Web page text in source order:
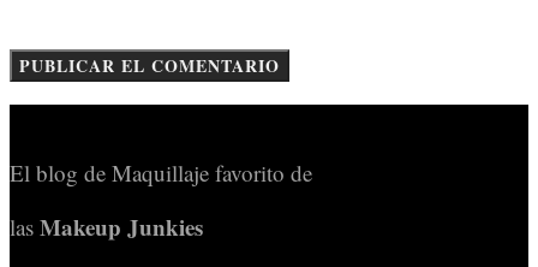
El blog de Maquillaje favorito de
las Makeup Junkies